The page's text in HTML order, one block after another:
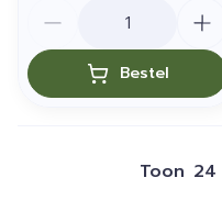
Bestel
Toon